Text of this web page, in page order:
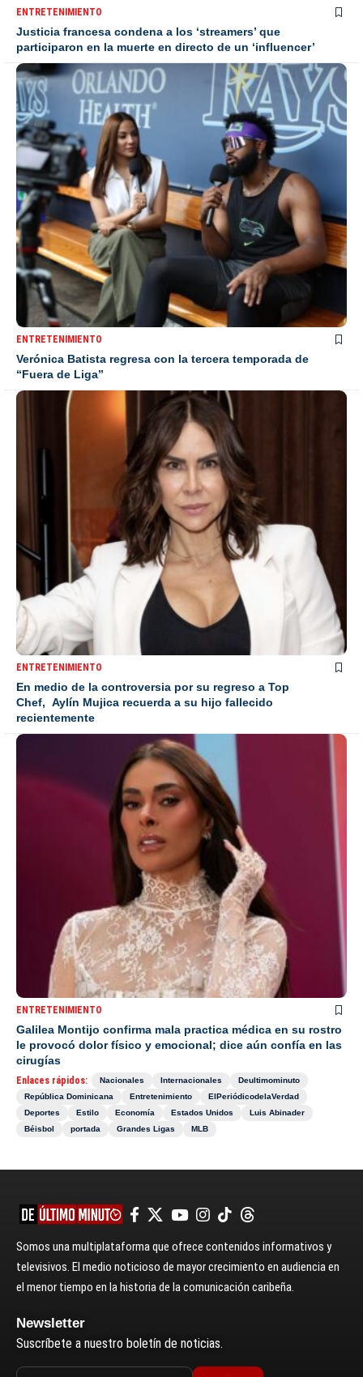
ENTRETENIMIENTO
Justicia francesa condena a los ‘streamers’ que
participaron en la muerte en directo de un ‘influencer’
ENTRETENIMIENTO
Verónica Batista regresa con la tercera temporada de
“Fuera de Liga”
ENTRETENIMIENTO
En medio de la controversia por su regreso a Top
Chef, Aylín Mujica recuerda a su hijo fallecido
recientemente
ENTRETENIMIENTO
Galilea Montijo confirma mala practica médica en su rostro
le provocó dolor físico y emocional; dice aún confía en las
cirugías
Enlaces rápidos: Nacionales Internacionales
Deultimominuto
República Dominicana
Entretenimiento
ElPeriódicodelaVerdad
Deportes
Estilo Economía Estados Unidos
Luis Abinader
Béisbol
portada Grandes Ligas MLB
Somos una multiplataforma que ofrece contenidos informativos y
televisivos. El medio noticioso de mayor crecimiento en audiencia en
el menor tiempo en la historia de la comunicación caribeña.
Newsletter
Suscríbete a nuestro boletín de noticias.